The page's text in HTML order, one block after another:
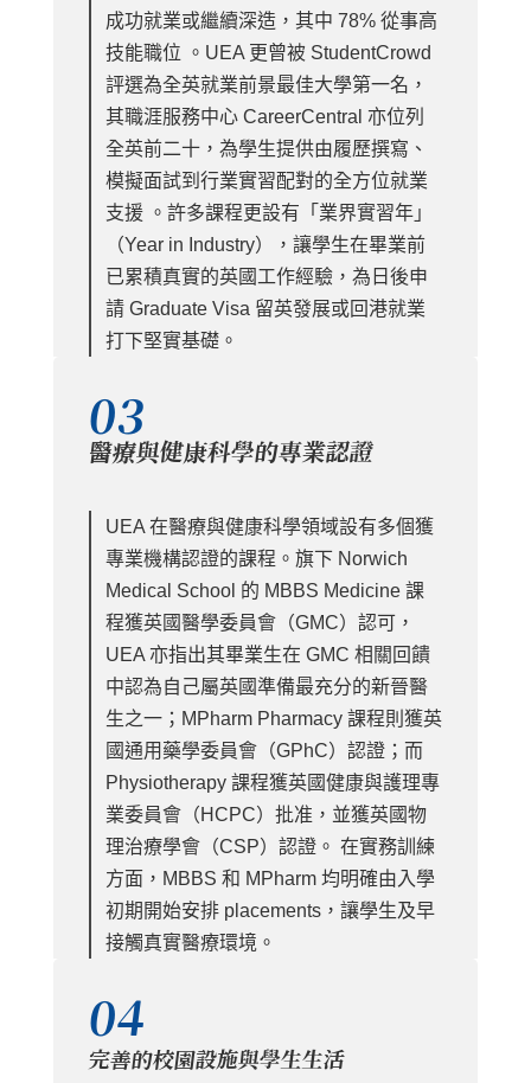
成功就業或繼續深造，其中 78% 從事高
技能職位 。UEA 更曾被 StudentCrowd
評選為全英就業前景最佳大學第一名，
其職涯服務中心 CareerCentral 亦位列
全英前二十，為學生提供由履歷撰寫、
模擬面試到行業實習配對的全方位就業
支援 。許多課程更設有「業界實習年」
（Year in Industry），讓學生在畢業前
已累積真實的英國工作經驗，為日後申
請 Graduate Visa 留英發展或回港就業
打下堅實基礎。
03
醫療與健康科學的專業認證
UEA 在醫療與健康科學領域設有多個獲
專業機構認證的課程。旗下 Norwich
Medical School 的 MBBS Medicine 課
程獲英國醫學委員會（GMC）認可，
UEA 亦指出其畢業生在 GMC 相關回饋
中認為自己屬英國準備最充分的新晉醫
生之一；MPharm Pharmacy 課程則獲英
國通用藥學委員會（GPhC）認證；而
Physiotherapy 課程獲英國健康與護理專
業委員會（HCPC）批准，並獲英國物
理治療學會（CSP）認證。 在實務訓練
方面，MBBS 和 MPharm 均明確由入學
初期開始安排 placements，讓學生及早
接觸真實醫療環境。
04
完善的校園設施與學生生活